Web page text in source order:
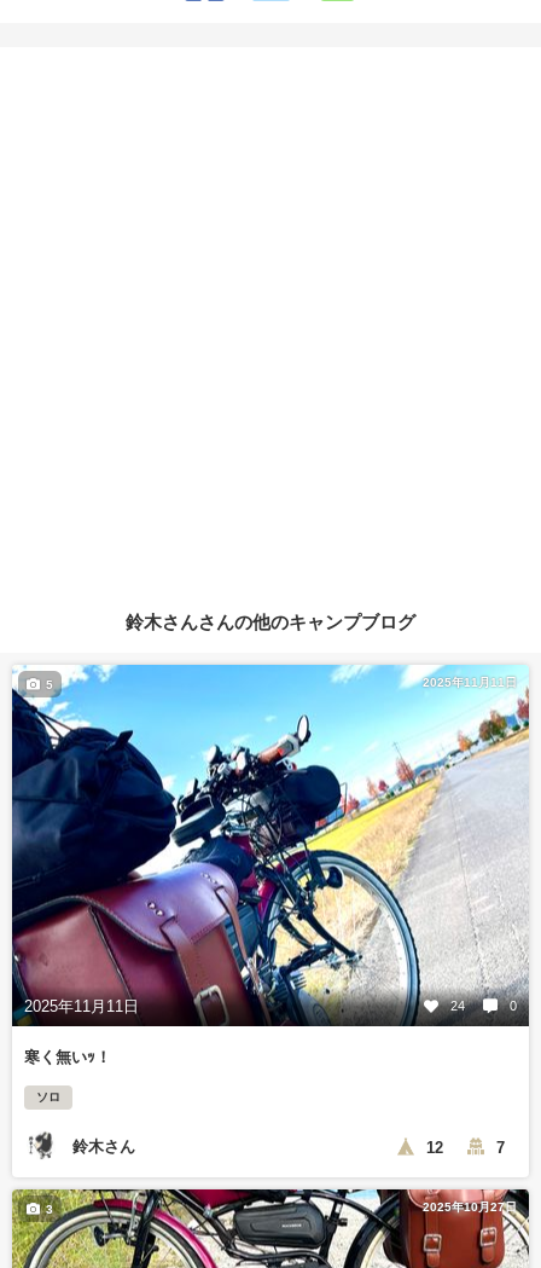
鈴木さんさんの他のキャンプブログ
2025年11月11日
2025年11月11日 24 0
5
寒く無いｯ！
ソロ
鈴木さん 12 7
2025年10月27日
3